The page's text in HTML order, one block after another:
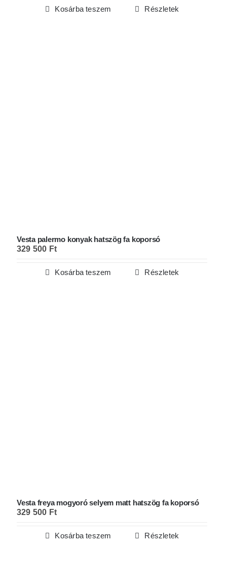
Kosárba teszem Részletek
Vesta palermo konyak hatszög fa koporsó
329 500 Ft
Kosárba teszem Részletek
Vesta freya mogyoró selyem matt hatszög fa koporsó
329 500 Ft
Kosárba teszem Részletek